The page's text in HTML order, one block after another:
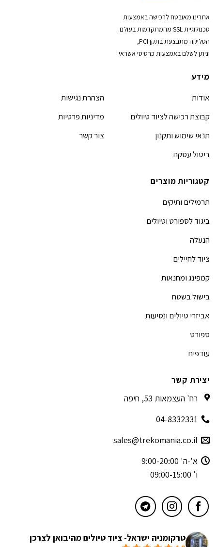
אתרינו מאובטח לרכישה באמצעות
טכנולוגיית SSL מהמתקדמות בעולם.
הסליקה מתבצעת בתקן PCI,
וניתן לשלם באמצעות כרטיסי אשראי
מידע
אודות
קבוצת רכישה לציוד טיולים
תנאי שימוש ותקנון
ביטול עסקה
הצהרת נגישות
מדיניות פרטיות
צור קשר
קטגוריות מוצרים
תרמילים ותיקים
ביגוד לספורט וטיולים
הנעלה
ציוד לחיילים
קמפינג ומחנאות
בישול בשטח
אביזרי טיולים ונסיעות
ספורט
עודפים
יצירת קשר
רח' העצמאות 53, חיפה
04-8332331
sales@trekomania.co.il
א'-ה' 9:00-20:00
ו' 09:00-15:00
טרקומניה ישראל- ציוד טיולים מהיבואן לצרכן